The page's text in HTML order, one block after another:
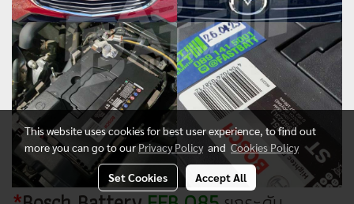
This website uses cookies for best user experience, to find out
more you can go to ourPrivacy PolicyandCookies Policy
Set Cookies Accept All